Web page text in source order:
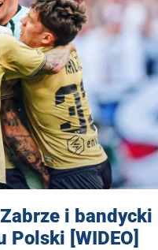
i bandycki
[WIDEO]